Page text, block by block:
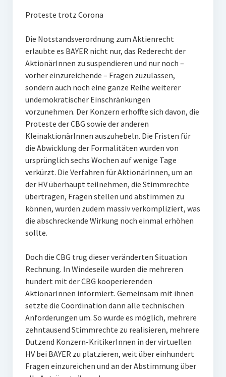
Proteste trotz Corona
Die Notstandsverordnung zum Aktienrecht
erlaubte es BAYER nicht nur, das Rederecht der
AktionärInnen zu suspendieren und nur noch –
vorher einzureichende – Fragen zuzulassen,
sondern auch noch eine ganze Reihe weiterer
undemokratischer Einschränkungen
vorzunehmen. Der Konzern erhoffte sich davon, die
Proteste der CBG sowie der anderen
KleinaktionärInnen auszuhebeln. Die Fristen für
die Abwicklung der Formalitäten wurden von
ursprünglich sechs Wochen auf wenige Tage
verkürzt. Die Verfahren für AktionärInnen, um an
der HV überhaupt teilnehmen, die Stimmrechte
übertragen, Fragen stellen und abstimmen zu
können, wurden zudem massiv verkompliziert, was
die abschreckende Wirkung noch einmal erhöhen
sollte.
Doch die CBG trug dieser veränderten Situation
Rechnung. In Windeseile wurden die mehreren
hundert mit der CBG kooperierenden
AktionärInnen informiert. Gemeinsam mit ihnen
setzte die Coordination dann alle technischen
Anforderungen um. So wurde es möglich, mehrere
zehntausend Stimmrechte zu realisieren, mehrere
Dutzend Konzern-KritikerInnen in der virtuellen
HV bei BAYER zu platzieren, weit über einhundert
Fragen einzureichen und an der Abstimmung über